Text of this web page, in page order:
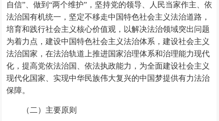
自信”、做到“两个维护”，坚持党的领导、人民当家作主、依
法治国有机统一，坚定不移走中国特色社会主义法治道路，
培育和践行社会主义核心价值观，以解决法治领域突出问题
为着力点，建设中国特色社会主义法治体系，建设社会主义
法治国家，在法治轨道上推进国家治理体系和治理能力现代
化，提高党依法治国、依法执政能力，为全面建设社会主义
现代化国家、实现中华民族伟大复兴的中国梦提供有力法治
保障。
（二）主要原则